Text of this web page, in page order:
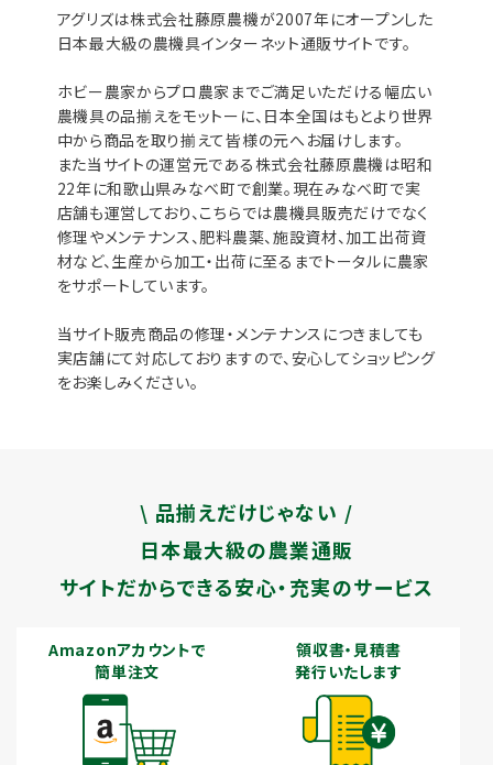
アグリズは株式会社藤原農機が2007年にオープンした
日本最大級の農機具インターネット通販サイトです。
ホビー農家からプロ農家までご満足いただける幅広い
農機具の品揃えをモットーに、日本全国はもとより世界
中から商品を取り揃えて皆様の元へお届けします。
また当サイトの運営元である株式会社藤原農機は昭和
22年に和歌山県みなべ町で創業。現在みなべ町で実
店舗も運営しており、こちらでは農機具販売だけでなく
修理やメンテナンス、肥料農薬、施設資材、加工出荷資
材など、生産から加工・出荷に至るまでトータルに農家
をサポートしています。
当サイト販売商品の修理・メンテナンスにつきましても
実店舗にて対応しておりますので、安心してショッピング
をお楽しみください。
\ 品揃えだけじゃない /
日本最大級の農業通販
サイトだからできる安心・充実のサービス
Amazonアカウントで
簡単注文
領収書・見積書
発行いたします